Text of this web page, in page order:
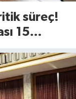
süreç!
15